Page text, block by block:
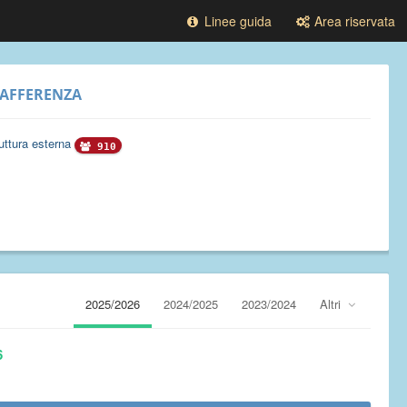
Linee guida Area riservata
AFFERENZA
esterna 910
2025/2026 2024/2025 2023/2024 Altri